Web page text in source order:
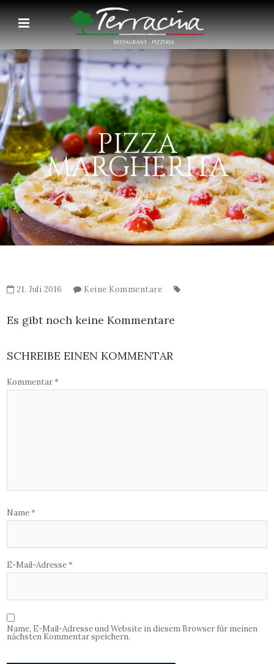
PIZZA
MARGHERITA
21. Juli 2016 Keine Kommentare
Es gibt noch keine Kommentare
SCHREIBE EINEN KOMMENTAR
Kommentar*
Name*
E-Mail-Adresse*
Name, E-Mail-Adresse und Website in diesem Browser für meinen
nächsten Kommentar speichern.